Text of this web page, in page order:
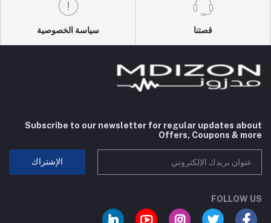
قصتنا سياسة الخصوصية
Subscribe to our newsletter for regular updates about
Offers, Coupons & more
الإشتراك
FOLLOW US